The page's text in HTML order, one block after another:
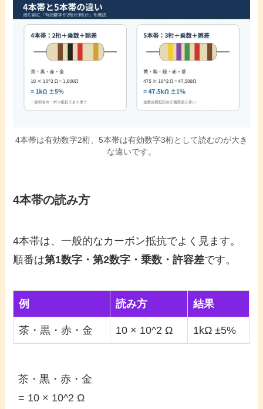
4本帯は有効数字2桁、5本帯は有効数字3桁として読むのが大き
な違いです。
4本帯の読み方
4本帯は、一般的なカーボン抵抗でよく見ます。
順番は第1数字・第2数字・乗数・許容差です。
例 読み方 結果
茶・黒・赤・金 10 × 10^2 Ω 1kΩ ±5%
茶・黒・赤・金
= 10 × 10^2 Ω